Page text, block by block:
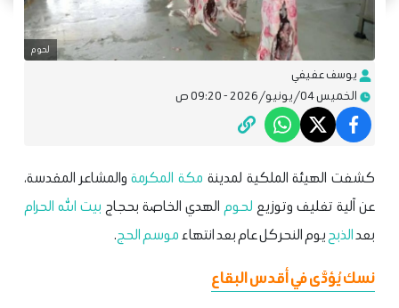
لحوم
يوسف عفيفي
الخميس 04/يونيو/2026 - 09:20 ص
كشفت الهيئة الملكية لمدينة مكة المكرمةوالمشاعر المقدسة،
عن آلية تغليف وتوزيع لحوم الهدي الخاصة بحجاج بيت الله الحرام
بعدالذبحيوم النحر كل عام بعد انتهاءموسم الحج.
نسك يُؤدَّى في أقدس البقاع